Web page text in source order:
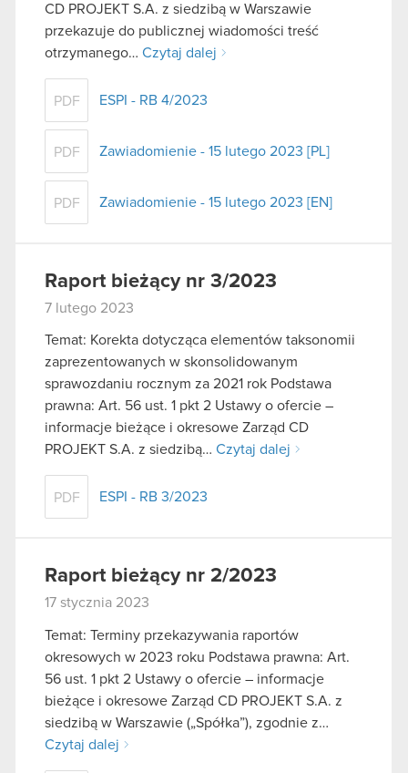
CD PROJEKT S.A. z siedzibą w Warszawie
przekazuje do publicznej wiadomości treść
otrzymanego… Czytaj dalej
PDF ESPI - RB 4/2023
PDF Zawiadomienie - 15 lutego 2023 [PL]
PDF Zawiadomienie - 15 lutego 2023 [EN]
Raport bieżący nr 3/2023
7 lutego 2023
Temat: Korekta dotycząca elementów taksonomii
zaprezentowanych w skonsolidowanym
sprawozdaniu rocznym za 2021 rok Podstawa
prawna: Art. 56 ust. 1 pkt 2 Ustawy o ofercie –
informacje bieżące i okresowe Zarząd CD
PROJEKT S.A. z siedzibą… Czytaj dalej
PDF ESPI - RB 3/2023
Raport bieżący nr 2/2023
17 stycznia 2023
Temat: Terminy przekazywania raportów
okresowych w 2023 roku Podstawa prawna: Art.
56 ust. 1 pkt 2 Ustawy o ofercie – informacje
bieżące i okresowe Zarząd CD PROJEKT S.A. z
siedzibą w Warszawie („Spółka”), zgodnie z…
Czytaj dalej